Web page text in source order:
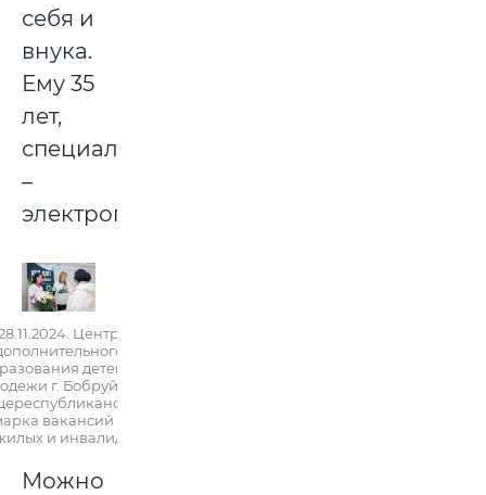
себя и
внука.
Ему 35
лет,
специальность
–
электрогазосварщик.
Центр
детей и
г. Бобруйска.
вакансий для
и инвалидов
Можно